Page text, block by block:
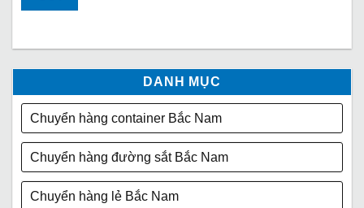
DANH MỤC
Chuyển hàng container Bắc Nam
Chuyển hàng đường sắt Bắc Nam
Chuyển hàng lẻ Bắc Nam